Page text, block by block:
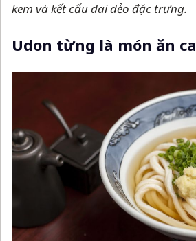
kem và kết cấu dai dẻo đặc trưng.
Udon từng là món ăn